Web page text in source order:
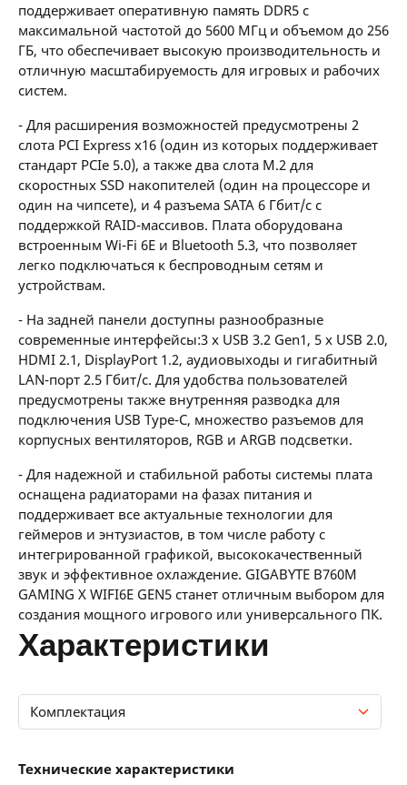
поддерживает оперативную память DDR5 с
максимальной частотой до 5600 МГц и объемом до 256
ГБ, что обеспечивает высокую производительность и
отличную масштабируемость для игровых и рабочих
систем.
- Для расширения возможностей предусмотрены 2
слота PCI Express x16 (один из которых поддерживает
стандарт PCIe 5.0), а также два слота M.2 для
скоростных SSD накопителей (один на процессоре и
один на чипсете), и 4 разъема SATA 6 Гбит/с с
поддержкой RAID-массивов. Плата оборудована
встроенным Wi-Fi 6E и Bluetooth 5.3, что позволяет
легко подключаться к беспроводным сетям и
устройствам.
- На задней панели доступны разнообразные
современные интерфейсы:3 x USB 3.2 Gen1, 5 x USB 2.0,
HDMI 2.1, DisplayPort 1.2, аудиовыходы и гигабитный
LAN-порт 2.5 Гбит/с. Для удобства пользователей
предусмотрены также внутренняя разводка для
подключения USB Type-C, множество разъемов для
корпусных вентиляторов, RGB и ARGB подсветки.
- Для надежной и стабильной работы системы плата
оснащена радиаторами на фазах питания и
поддерживает все актуальные технологии для
геймеров и энтузиастов, в том числе работу с
интегрированной графикой, высококачественный
звук и эффективное охлаждение. GIGABYTE B760M
GAMING X WIFI6E GEN5 станет отличным выбором для
создания мощного игрового или универсального ПК.
характеристики
Комплектация
Технические характеристики